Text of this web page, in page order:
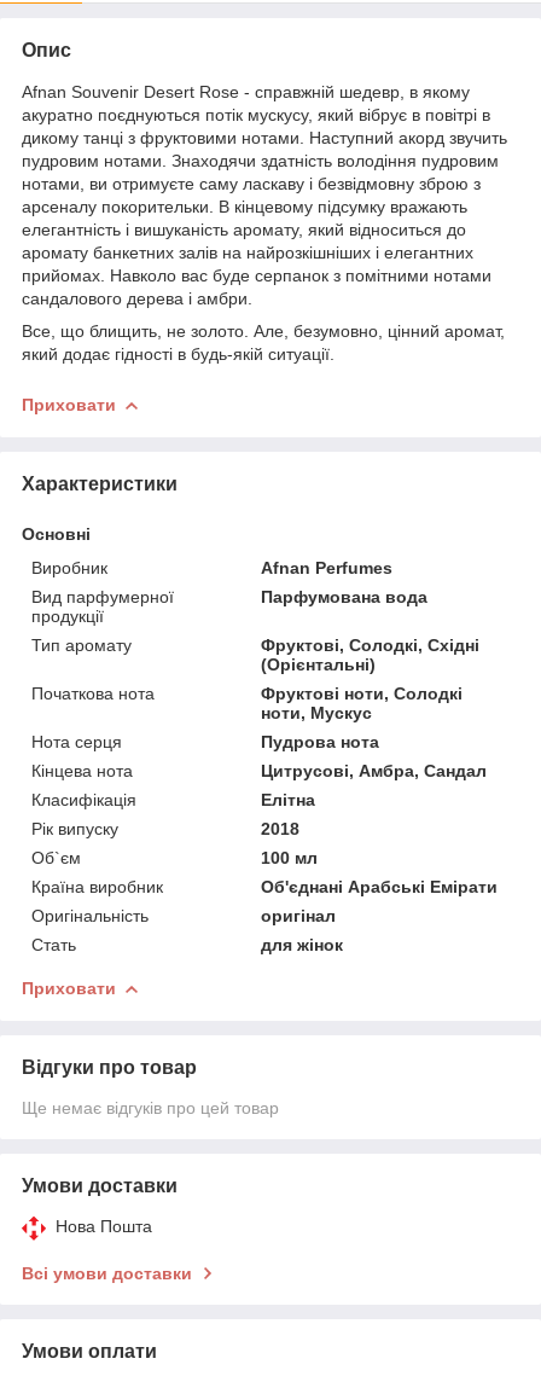
Опис
Afnan Souvenir Desert Rose - справжній шедевр, в якому
акуратно поєднуються потік мускусу, який вібрує в повітрі в
дикому танці з фруктовими нотами. Наступний акорд звучить
пудровим нотами. Знаходячи здатність володіння пудровим
нотами, ви отримуєте саму ласкаву і безвідмовну зброю з
арсеналу покорительки. В кінцевому підсумку вражають
елегантність і вишуканість аромату, який відноситься до
аромату банкетних залів на найрозкішніших і елегантних
прийомах. Навколо вас буде серпанок з помітними нотами
сандалового дерева і амбри.
Все, що блищить, не золото. Але, безумовно, цінний аромат,
який додає гідності в будь-якій ситуації.
Приховати
Характеристики
Основні
Виробник
Afnan Perfumes
Вид парфумерної
продукції
Парфумована вода
Тип аромату
Фруктові, Солодкі, Східні
(Орієнтальні)
Початкова нота
Фруктові ноти, Солодкі
ноти, Мускус
Нота серця
Пудрова нота
Кінцева нота
Цитрусові, Амбра, Сандал
Класифікація
Елітна
Рік випуску
2018
Об`єм
100 мл
Країна виробник
Об'єднані Арабські Емірати
Оригінальність
оригінал
Стать
для жінок
Приховати
Відгуки про товар
Ще немає відгуків про цей товар
Умови доставки
Нова Пошта
Всі умови доставки
Умови оплати